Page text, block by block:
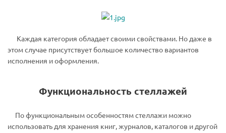
Каждая категория обладает своими свойствами. Но даже в
этом случае присутствует большое количество вариантов
исполнения и оформления.
Функциональность стеллажей
По функциональным особенностям стеллажи можно
использовать для хранения книг, журналов, каталогов и другой